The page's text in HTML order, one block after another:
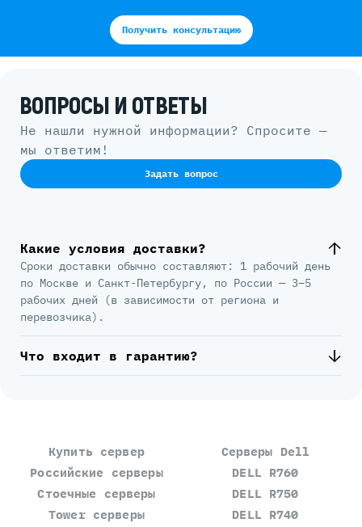
Получить консультацию
ВОПРОСЫ И ОТВЕТЫ
Не нашли нужной информации? Спросите —
мы ответим!
Задать вопрос
Какие условия доставки?
Сроки доставки обычно составляют: 1 рабочий день
по Москве и Санкт-Петербургу, по России — 3–5
рабочих дней (в зависимости от региона и
перевозчика).
Что входит в гарантию?
Купить сервер
Российские серверы
Стоечные серверы
Tower серверы
Серверы Dell
DELL R760
DELL R750
DELL R740